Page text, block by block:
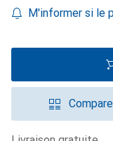
M'informer si le